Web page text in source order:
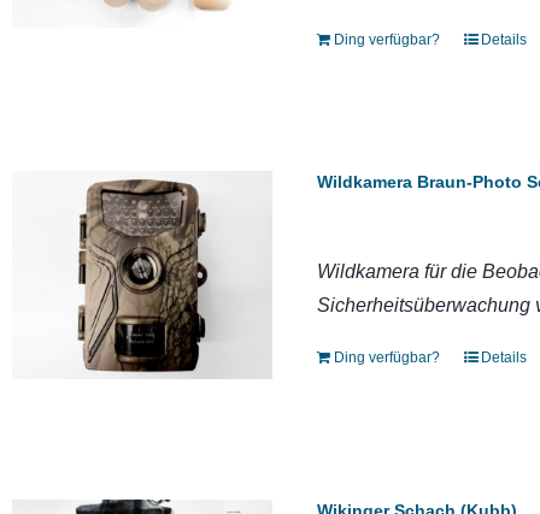
Ding verfügbar? Details
Wildkamera Braun-Photo
Wildkamera für die
Sicherheitsüberwachung
Ding verfügbar? Details